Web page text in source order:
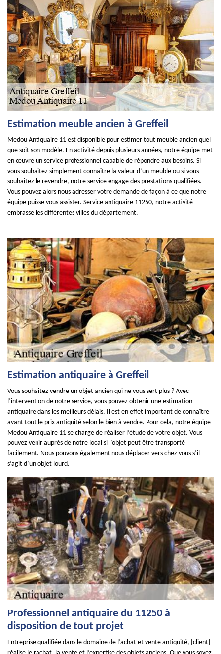
Estimation meuble ancien à Greffeil
Medou Antiquaire 11 est disponible pour estimer tout meuble ancien quel
que soit son modèle. En activité depuis plusieurs années, notre équipe met
en œuvre un service professionnel capable de répondre aux besoins. Si
vous souhaitez simplement connaître la valeur d’un meuble ou si vous
souhaitez le revendre, notre service engage des prestations qualifiées.
Vous pouvez alors nous adresser votre demande de façon à ce que notre
équipe puisse vous assister. Service antiquaire 11250, notre activité
embrasse les différentes villes du département.
Estimation antiquaire à Greffeil
Vous souhaitez vendre un objet ancien qui ne vous sert plus ? Avec
l’intervention de notre service, vous pouvez obtenir une estimation
antiquaire dans les meilleurs délais. Il est en effet important de connaître
avant tout le prix antiquité selon le bien à vendre. Pour cela, notre équipe
Medou Antiquaire 11 se charge de réaliser l’étude de votre objet. Vous
pouvez venir auprès de notre local si l’objet peut être transporté
facilement. Nous pouvons également nous déplacer vers chez vous s’il
s’agit d’un objet lourd.
Professionnel antiquaire du 11250 à
disposition de tout projet
Entreprise qualifiée dans le domaine de l’achat et vente antiquité, {client]